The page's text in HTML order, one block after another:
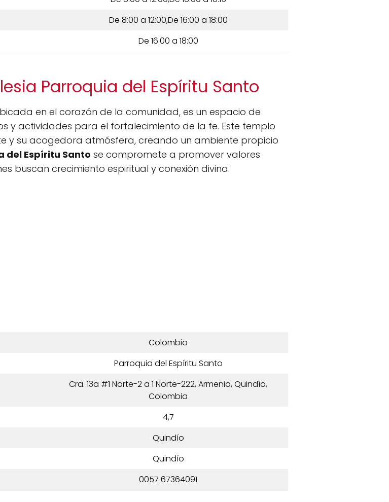
De 8:00 a 12:00,De 16:00 a 18:00
De 16:00 a 18:00
Parroquia del Espíritu Santo
en el corazón de la comunidad, es un espacio de
y actividades para el fortalecimiento de la fe. Este templo
y su acogedora atmósfera, creando un ambiente propicio
del Espíritu Santo se compromete a promover valores
buscan crecimiento espiritual y conexión divina.
Colombia
Parroquia del Espíritu Santo
Cra. 13a #1 Norte-2 a 1 Norte-222, Armenia, Quindío,
Colombia
4,7
Quindío
Quindío
0057 67364091